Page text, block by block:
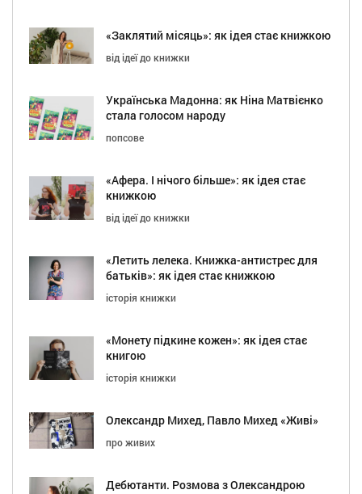
«Заклятий місяць»: як ідея стає книжкою
від ідеї до книжки
Українська Мадонна: як Ніна Матвієнко
стала голосом народу
попсове
«Афера. І нічого більше»: як ідея стає
книжкою
від ідеї до книжки
«Летить лелека. Книжка-антистрес для
батьків»: як ідея стає книжкою
історія книжки
«Монету підкине кожен»: як ідея стає
книгою
історія книжки
Олександр Михед, Павло Михед «Живі»
про живих
Дебютанти. Розмова з Олександрою